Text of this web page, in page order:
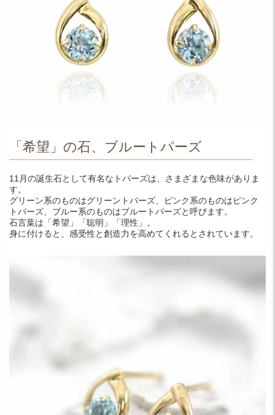
「希望」の石、ブルートパーズ
11月の誕生石として有名なトパーズは、さまざまな色味がありま
す。
グリーン系のものはグリーントパーズ、ピンク系のものはピンク
トパーズ、ブルー系のものはブルートパーズと呼びます。
石言葉は「希望」「聡明」「理性」。
身に付けると、感受性と創造力を高めてくれるとされています。